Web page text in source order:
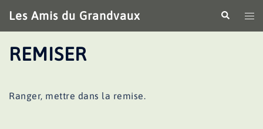
au
contenu
Les Amis du Grandvaux
le
REMISER
Ranger, mettre dans la remise.